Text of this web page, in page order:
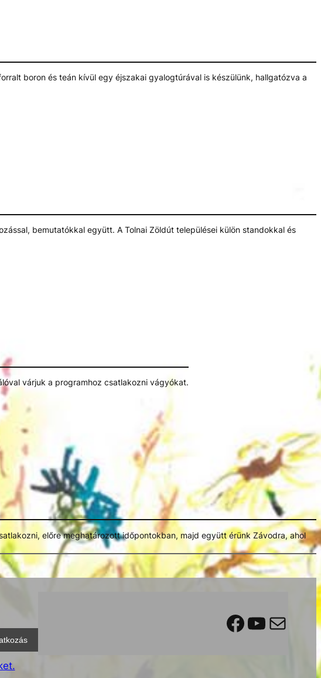
boron és teán kívül egy éjszakai gyalogtúrával is készülünk, hallgatózva a
bemutatókkal együtt. A Tolnai Zöldút települései külön standokkal és
várjuk a programhoz csatlakozni vágyókat.
előre meghatározott időpontokban, majd együtt érünk Závodra, ahol
Facebook YouTube Mail